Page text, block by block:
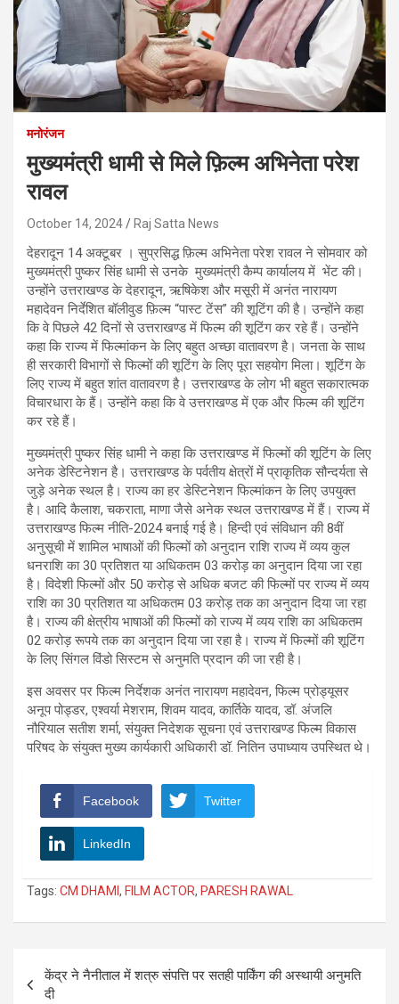
मनोरंजन
मुख्यमंत्री धामी से मिले फ़िल्म अभिनेता परेश
रावल
October 14, 2024 Raj Satta News
देहरादून 14 अक्टूबर । सुप्रसिद्ध फ़िल्म अभिनेता परेश रावल ने सोमवार को
मुख्यमंत्री पुष्कर सिंह धामी से उनके मुख्यमंत्री कैम्प कार्यालय में भेंट की।
उन्होंने उत्तराखण्ड के देहरादून, ऋषिकेश और मसूरी में अनंत नारायण
महादेवन निर्देशित बॉलीवुड फ़िल्म “पास्ट टेंस” की शूटिंग की है। उन्होंने कहा
कि वे पिछले 42 दिनों से उत्तराखण्ड में फिल्म की शूटिंग कर रहे हैं। उन्होंने
कहा कि राज्य में फिल्मांकन के लिए बहुत अच्छा वातावरण है। जनता के साथ
ही सरकारी विभागों से फिल्मों की शूटिंग के लिए पूरा सहयोग मिला। शूटिंग के
लिए राज्य में बहुत शांत वातावरण है। उत्तराखण्ड के लोग भी बहुत सकारात्मक
विचारधारा के हैं। उन्होंने कहा कि वे उत्तराखण्ड में एक और फिल्म की शूटिंग
कर रहे हैं।
मुख्यमंत्री पुष्कर सिंह धामी ने कहा कि उत्तराखण्ड में फिल्मों की शूटिंग के लिए
अनेक डेस्टिनेशन है। उत्तराखण्ड के पर्वतीय क्षेत्रों में प्राकृतिक सौन्दर्यता से
जुड़े अनेक स्थल है। राज्य का हर डेस्टिनेशन फिल्मांकन के लिए उपयुक्त
है। आदि कैलाश, चकराता, माणा जैसे अनेक स्थल उत्तराखण्ड में हैं। राज्य में
उत्तराखण्ड फिल्म नीति-2024 बनाई गई है। हिन्दी एवं संविधान की 8वीं
अनुसूची में शामिल भाषाओं की फिल्मों को अनुदान राशि राज्य में व्यय कुल
धनराशि का 30 प्रतिशत या अधिकतम 03 करोड़ का अनुदान दिया जा रहा
है। विदेशी फिल्मों और 50 करोड़ से अधिक बजट की फिल्मों पर राज्य में व्यय
राशि का 30 प्रतिशत या अधिकतम 03 करोड़ तक का अनुदान दिया जा रहा
है। राज्य की क्षेत्रीय भाषाओं की फिल्मों को राज्य में व्यय राशि का अधिकतम
02 करोड़ रूपये तक का अनुदान दिया जा रहा है। राज्य में फिल्मों की शूटिंग
के लिए सिंगल विंडो सिस्टम से अनुमति प्रदान की जा रही है।
इस अवसर पर फिल्म निर्देशक अनंत नारायण महादेवन, फिल्म प्रोड्यूसर
अनूप पोड्डर, एश्वर्या मेशराम, शिवम यादव, कार्तिके यादव, डॉ. अंजलि
नौरियाल सतीश शर्मा, संयुक्त निदेशक सूचना एवं उत्तराखण्ड फिल्म विकास
परिषद के संयुक्त मुख्य कार्यकारी अधिकारी डॉ. नितिन उपाध्याय उपस्थित थे।
Facebook Twitter
LinkedIn
Tags: CM DHAMI , FILM ACTOR, PARESH RAWAL
Post
navigation
केंद्र ने नैनीताल में शत्रु संपत्ति पर सतही पार्किंग की अस्थायी अनुमति
दी